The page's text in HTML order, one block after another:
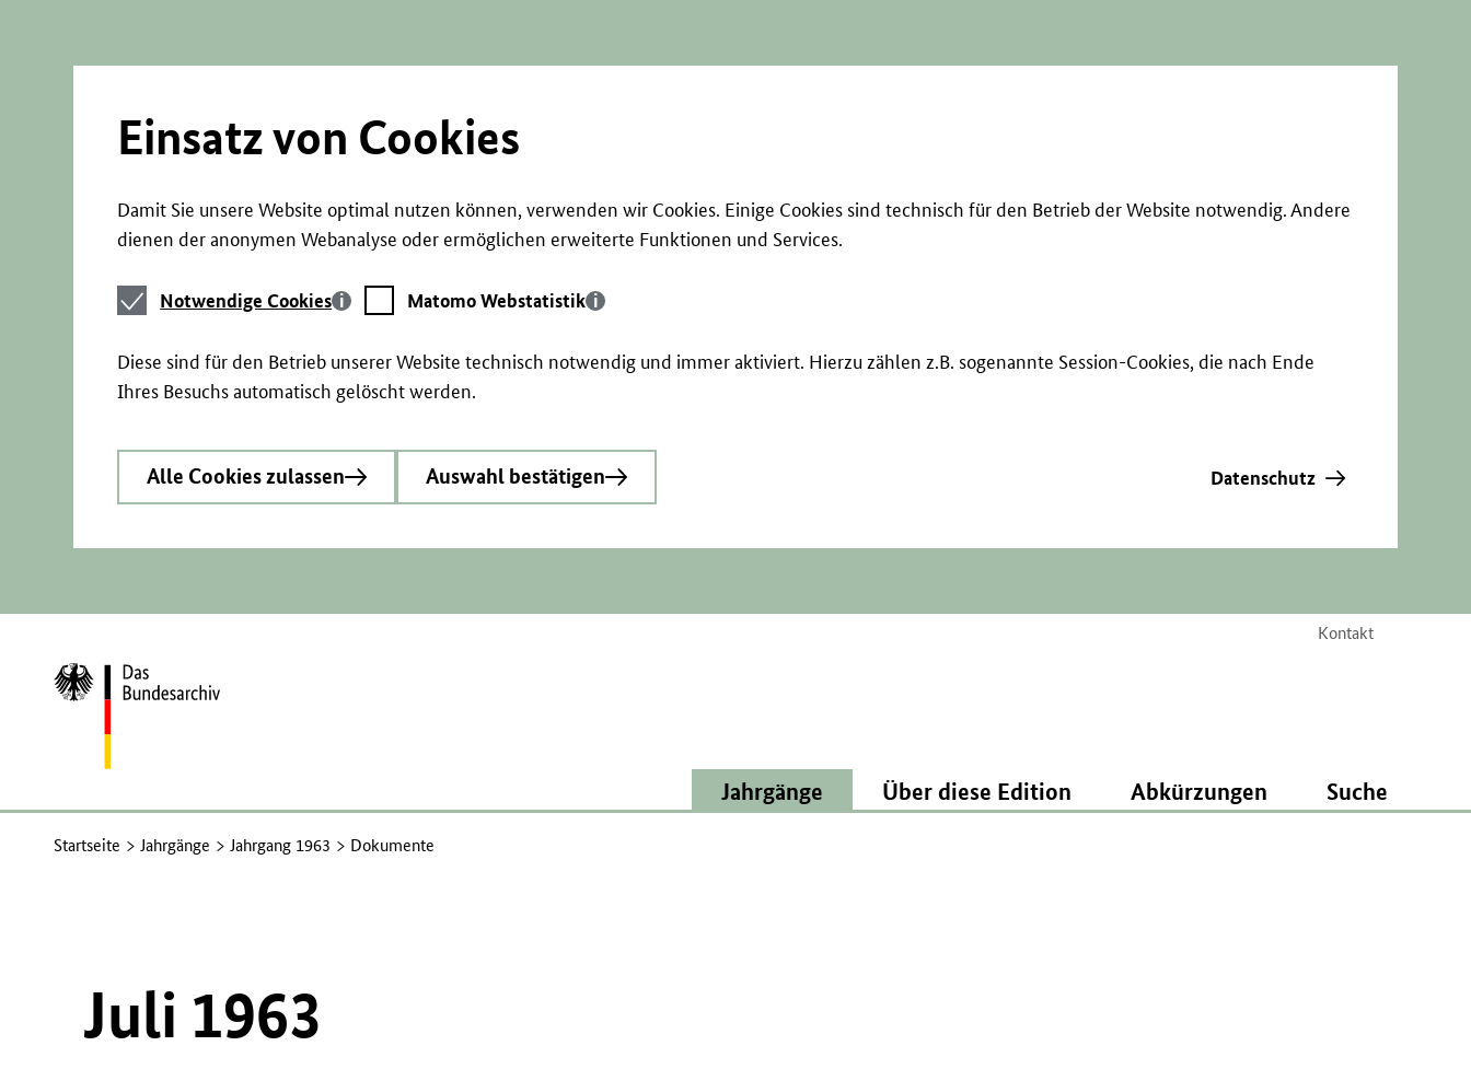
Einsatz von Cookies
Damit Sie unsere Website optimal nutzen können, verwenden wir Cookies. Einige Cookies sind technisch für den Betrieb der Website notwendig. Andere
dienen der anonymen Webanalyse oder ermöglichen erweiterte Funktionen und Services.
Notwendige
Cookies
Notwendige Cookies
Matomo
Webstatistik
Matomo Webstatistik
Diese sind für den Betrieb unserer Website technisch notwendig und immer aktiviert. Hierzu zählen z.B. sogenannte Session-Cookies, die nach Ende
Ihres Besuchs automatisch gelöscht werden.
Alle Cookies zulassen Auswahl bestätigen Datenschutz
Kontakt
Zur
Startseite
Jahrgänge Über diese Edition Abkürzungen Suche
Startseite Jahrgänge Jahrgang 1963 Dokumente
Juli 1963